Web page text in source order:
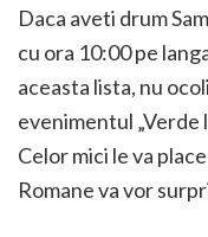
Daca aveti drum
cu ora 10:00 pe
aceasta lista, nu
evenimentul
Celor mici le va
Romane va vor